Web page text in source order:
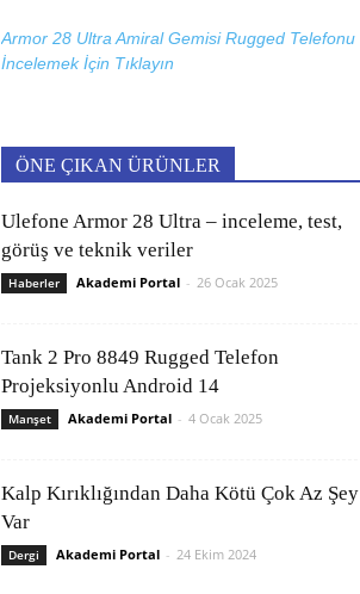
Armor 28 Ultra Amiral Gemisi Rugged Telefonu
İncelemek İçin Tıklayın
ÖNE ÇIKAN ÜRÜNLER
Ulefone Armor 28 Ultra – inceleme, test,
görüş ve teknik veriler
Haberler Akademi Portal - 26 Ocak 2025
Tank 2 Pro 8849 Rugged Telefon
Projeksiyonlu Android 14
Manşet Akademi Portal - 4 Ocak 2025
Kalp Kırıklığından Daha Kötü Çok Az Şey
Var
Dergi Akademi Portal - 24 Ekim 2024